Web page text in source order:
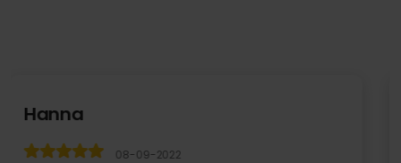
Natalia
09-02-2022